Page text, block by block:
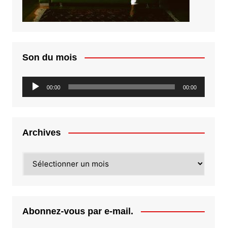
Son du mois
Lecteur
audio
00:00 00:00
Archives
Abonnez-vous par e-mail.